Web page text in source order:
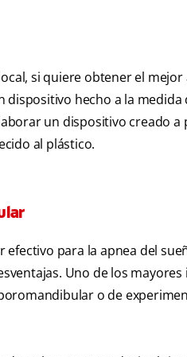
si quiere obtener el mejor
hecho a la medida
un dispositivo creado a
al plástico.
para la apnea del
Uno de los
o de